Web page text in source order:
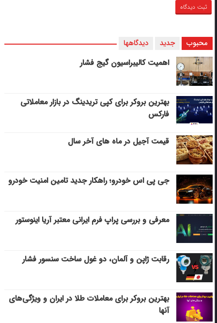
محبوب جدید دیدگاهها
اهمیت کالیبراسیون گیج فشار
بهترین بروکر برای کپی‌ تریدینگ در بازار معاملاتی
فارکس
قیمت آجیل در ماه های آخر سال
جی پی اس خودرو؛ راهکار جدید تامین امنیت خودرو
معرفی و بررسی پراپ فرم ایرانی معتبر آریا اینوستور
رقابت ژاپن و آلمان، دو غول ساخت سنسور فشار
بهترین بروکر برای معاملات طلا در ایران و ویژگی‌های
آنها